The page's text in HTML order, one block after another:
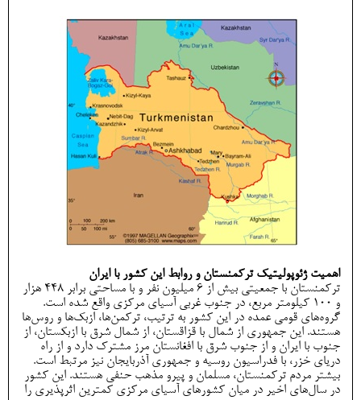
اهمیت ژئوپولیتیک ترکمنستان و روابط این کشور با ایران
ترکمنستان با جمعیتی بیش از 6 میلیون نفر و با مساحتی برابر 448 هزار
و 100 کیلومتر مربع، در جنوب غربی آسیای مرکزی واقع شده است.
گرو‌ه‌های قومی عمده در این کشور به ترتیب، ترکمن‌ها، ازبک‌ها و روس‌ها
هستند. این جمهوری از شمال با قزاقستان، از شمال شرق با ازبکستان، از
جنوب با ایران و از جنوب شرق با افغانستان مرز مشترک دارد و از راه
دریای خزر، با فدراسیون روسیه و جمهوری آذربایجان نیز مرتبط است.
بیشتر مردم ترکمنستان، مسلمان و پیرو مذهب حنفی هستند. این کشور
در سال‌های اخیر در میان کشورهای آسیای مرکزی کمترین اثرپذیری را